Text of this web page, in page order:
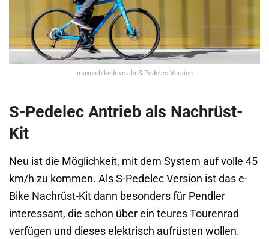
maxon bikedrive als S-Pedelec Version
S-Pedelec Antrieb als Nachrüst-
Kit
Neu ist die Möglichkeit, mit dem System auf volle 45
km/h zu kommen. Als S-Pedelec Version ist das e-
Bike Nachrüst-Kit dann besonders für Pendler
interessant, die schon über ein teures Tourenrad
verfügen und dieses elektrisch aufrüsten wollen.